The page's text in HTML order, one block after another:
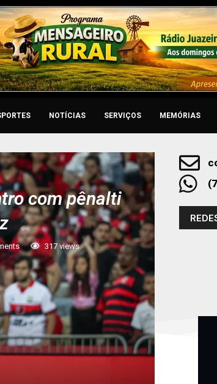
NOTÍCIAS SERVIÇOS MEMÓRIAS
com pênalti
317views